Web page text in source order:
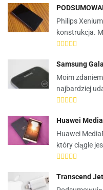
Philips
konstrukcja.
Samsung
Moim
najbardziej
Huawei
Huawei
który ciągle
Transcend